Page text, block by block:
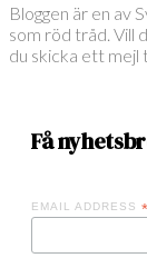
Bloggen är en av
som röd tråd. Vill
du skicka ett mejl
Få
EMAIL ADDRESS *